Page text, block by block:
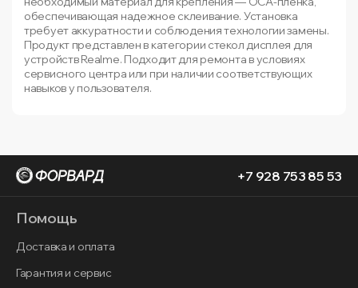
обеспечивающая надежное склеивание. Установка
требует аккуратности и соблюдения технологии замены.
Продукт представлен в категории стекол дисплея для
устройств Realme. Подходит для ремонта в условиях
сервисного центра или при наличии соответствующих
навыков у пользователя.
+7 928 753 85 53
Помощь
Доставка и оплата
Гарантия и сервис